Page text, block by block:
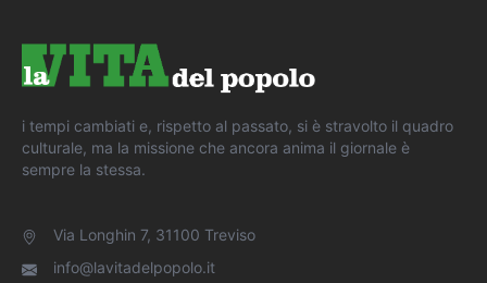
i tempi cambiati e, rispetto al passato, si è stravolto il quadro
culturale, ma la missione che ancora anima il giornale è
sempre la stessa.
Via Longhin 7, 31100 Treviso
info@lavitadelpopolo.it